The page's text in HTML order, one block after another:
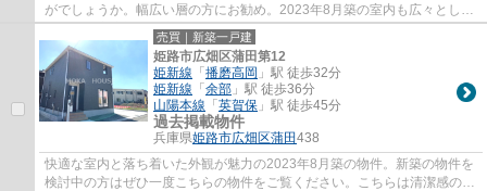
がでしょうか。幅広い層の方にお勧め。2023年8月築の室内も広々とした
物件で来客応対にも安心です。新築ならでは...
売買｜新築一戸建
姫路市広畑区蒲田第12
姫新線 「播磨高岡 」駅 徒歩32分
姫新線 「余部 」駅 徒歩36分
山陽本線 「英賀保 」駅 徒歩45分
過去掲載物件
兵庫県姫路市広畑区蒲田438
快適な室内と落ち着いた外観が魅力の2023年8月築の物件。新築の物件を
検討中の方はぜひ一度こちらの物件をご覧ください。こちらは清潔感のあ